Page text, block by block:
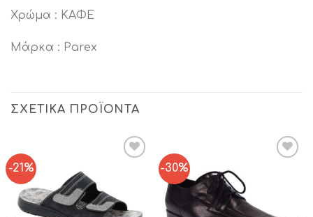
Χρώμα : ΚΑΦΕ
Μάρκα : Parex
ΣΧΕΤΙΚΆ ΠΡΟΪΌΝΤΑ
-21% -30%